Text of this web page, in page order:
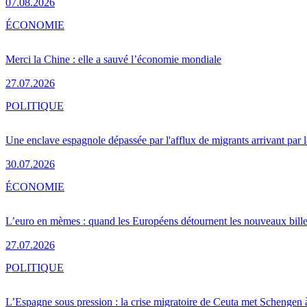
Merci la Chine : elle a sauvé l’économie mondiale
27.07.2026
ÉCONOMIE
Une enclave espagnole dépassée par l'afflux de migrants arrivant par
30.07.2026
POLITIQUE
L’euro en mèmes : quand les Européens détournent les nouveaux
27.07.2026
ÉCONOMIE
L’Espagne sous pression : la crise migratoire de Ceuta met Schengen
POLITIQUE